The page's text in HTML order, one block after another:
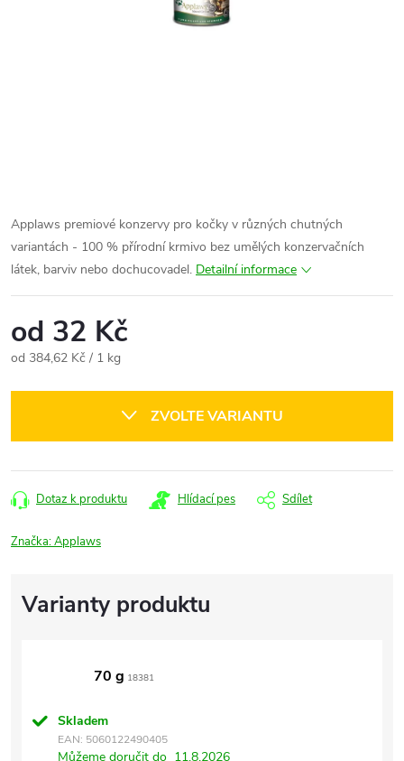
Applaws premiové konzervy pro kočky v různých chutných
variantách - 100 % přírodní krmivo bez umělých konzervačních
látek, barviv nebo dochucovadel. Detailní informace
od 32 Kč
Měrná
od 384,62 Kč / 1 kg
ZVOLTE VARIANTU
Dotaz k produktu Hlídací pes Sdílet
Značka:Applaws
70 g 18381
Skladem
EAN: 5060122490405
Můžeme doručit do 11.8.2026